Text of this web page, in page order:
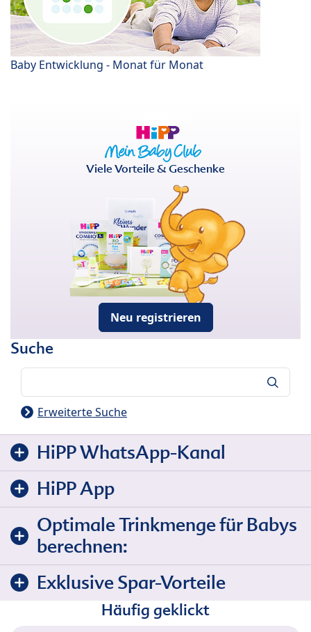
Baby Entwicklung - Monat für Monat
Viele Vorteile & Geschenke
Neu registrieren
Suche
Erweiterte Suche
HiPP WhatsApp-Kanal
HiPP App
Optimale Trinkmenge für Babys
berechnen:
Exklusive Spar-Vorteile
Häufig geklickt